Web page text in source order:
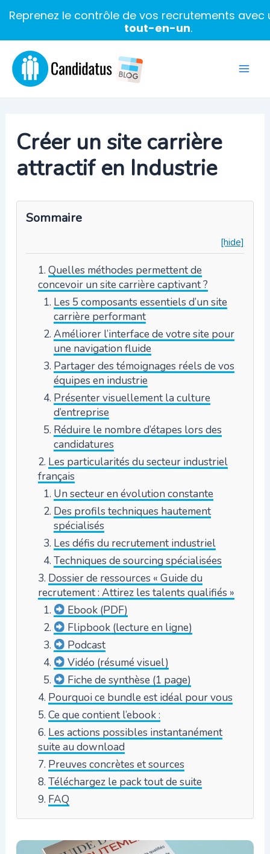
Aller
contenu
Créer un site carrière
attractif en Industrie
Sommaire
[hide]
Quelles méthodes permettent de
concevoir un site carrière captivant ?
Les 5 composants essentiels d’un site
carrière performant
Améliorer l’interface de votre site pour
une navigation fluide
Partager des témoignages réels de vos
équipes en industrie
Présenter visuellement la culture
d’entreprise
Réduire le nombre d’étapes lors des
candidatures
Les particularités du secteur industriel
français
Un secteur en évolution constante
Des profils techniques hautement
spécialisés
Les défis du recrutement industriel
Techniques de sourcing spécialisées
Dossier de ressources « Guide du
recrutement : Attirez les talents qualifiés »
Ebook (PDF)
Flipbook (lecture en ligne)
Podcast
Vidéo (résumé visuel)
Fiche de synthèse (1 page)
Pourquoi ce bundle est idéal pour vous
Ce que contient l’ebook :
Les actions possibles instantanément
suite au download
Preuves concrètes et sources
Téléchargez le pack tout de suite
FAQ
Reprenez le contrôle de vos recrutements avec
tout-en-un.